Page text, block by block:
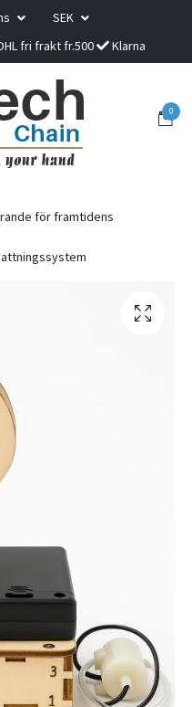
SEK
fri frakt fr.500 Klarna
0
för framtidens